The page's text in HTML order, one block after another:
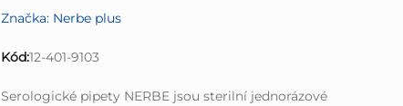
produktu
0,0
Značka: Nerbe plus
Kód:12-401-9103
Serologické pipety NERBE jsou sterilní jednorázové